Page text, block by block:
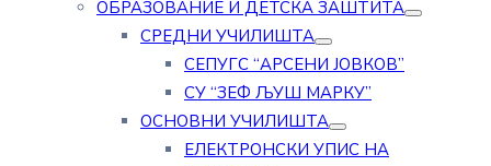
ОБРАЗОВАНИЕ И ДЕТСКА ЗАШТИТА
СРЕДНИ УЧИЛИШТА
СЕПУГС “АРСЕНИ ЈОВКОВ”
СУ “ЗЕФ ЉУШ МАРКУ”
ОСНОВНИ УЧИЛИШТА
ЕЛЕКТРОНСКИ УПИС НА